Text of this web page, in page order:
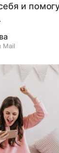
и
Mail